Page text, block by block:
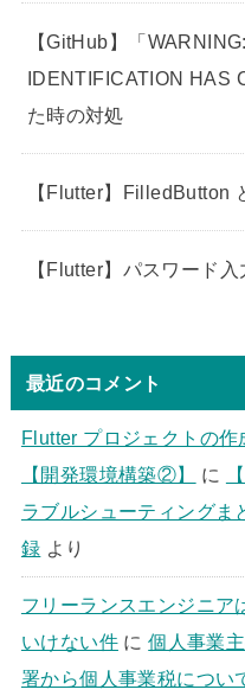
【GitHub】「
IDENTIFICATION HAS
た時の対処
【Flutter】FilledButton
【Flutter】パスワード
最近のコメント
Flutter プロジェクトの
【開発環境構築②】
に
ラブルシューティングま
録 より
フリーランスエンジニア
いけない件に個人事業
署から個人事業税につい